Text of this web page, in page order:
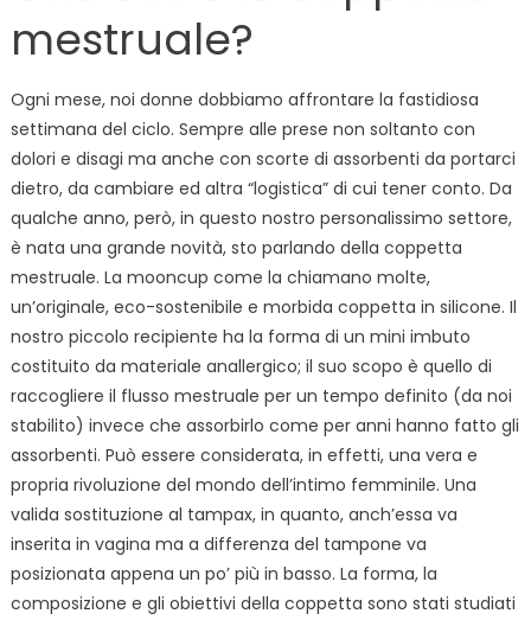
tratta
e
sono
i
benefici
mestruale?
Ogni mese, noi donne dobbiamo affrontare la fastidiosa
settimana del ciclo. Sempre alle prese non soltanto con
dolori e disagi ma anche con scorte di assorbenti da portarci
dietro, da cambiare ed altra “logistica” di cui tener conto. Da
qualche anno, però, in questo nostro personalissimo settore,
è nata una grande novità, sto parlando della coppetta
mestruale. La mooncup come la chiamano molte,
un’originale, eco-sostenibile e morbida coppetta in silicone. Il
nostro piccolo recipiente ha la forma di un mini imbuto
costituito da materiale anallergico; il suo scopo è quello di
raccogliere il flusso mestruale per un tempo definito (da noi
stabilito) invece che assorbirlo come per anni hanno fatto gli
assorbenti. Può essere considerata, in effetti, una vera e
propria rivoluzione del mondo dell’intimo femminile. Una
valida sostituzione al tampax, in quanto, anch’essa va
inserita in vagina ma a differenza del tampone va
posizionata appena un po’ più in basso. La forma, la
composizione e gli obiettivi della coppetta sono stati studiati